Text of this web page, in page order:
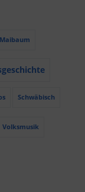
Maibaum
Schwäbisch
Volksmusik